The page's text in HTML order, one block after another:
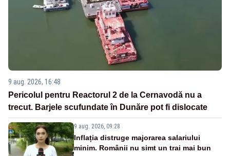
9 aug. 2026, 16:48
Pericolul pentru Reactorul 2 de la Cernavodă nu a
trecut. Barjele scufundate în Dunăre pot fi dislocate
9 aug. 2026, 09:28
Inflația distruge majorarea salariului
minim. Românii nu simt un trai mai bun